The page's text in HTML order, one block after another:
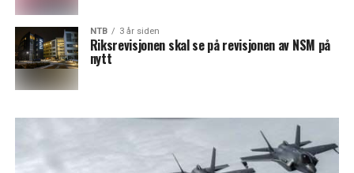
NTB 3 år siden
Riksrevisjonen skal se på revisjonen av NSM på
nytt